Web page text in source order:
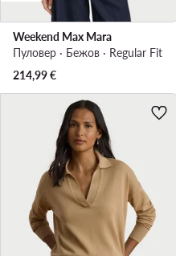
Weekend Max Mara
Пуловер · Бежов · Regular Fit
214,99€